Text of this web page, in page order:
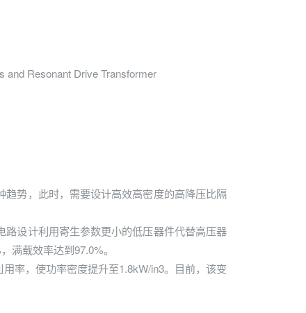
and Resonant Drive Transformer
势，此时，需要设计高效高密度的高降压比隔
设计利用寄生参数更小的低压器件代替高压器
满载效率达到97.0%。
率，使功率密度提升至1.8kW/in3。目前，该变